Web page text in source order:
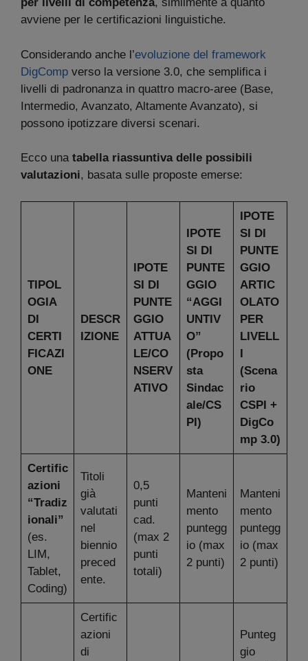
avviene per le certificazioni linguistiche.
Considerando anche l’evoluzione del framework
DigComp verso la versione 3.0, che semplifica i
livelli di padronanza in quattro macro-aree (Base,
Intermedio, Avanzato, Altamente Avanzato), si
possono ipotizzare diversi scenari.
Ecco una tabella riassuntiva delle possibili
valutazioni, basata sulle proposte emerse:
TIPOL
OGIA
DI
CERTI
FICAZI
ONE
DESCR
IZIONE
IPOTE
SI DI
PUNTE
GGIO
ATTUA
LE/CO
NSERV
ATIVO
IPOTE
SI DI
PUNTE
GGIO
“AGGI
UNTIV
O”
(Propo
sta
Sindac
ale/CS
PI)
IPOTE
SI DI
PUNTE
GGIO
ARTIC
OLATO
PER
LIVELL
I
(Scena
rio
CSPI +
DigCo
mp 3.0)
Certific
azioni
“Tradiz
ionali”
(es.
LIM,
Tablet,
Coding)
Titoli
già
valutati
nel
biennio
preced
ente.
0,5
punti
cad.
(max 2
punti
totali)
Manteni
mento
puntegg
io (max
2 punti)
Manteni
mento
puntegg
io (max
2 punti)
Certific
azioni
di
Punteg
gio